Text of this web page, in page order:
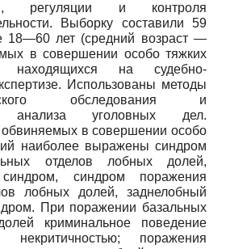
регуляции и контроля
Выборку составили 59
18—60 лет (средний возраст —
в совершении особо тяжких
находящихся на судебно-
Использованы методы
обследования и
анализа уголовных дел.
обвиняемых в совершении особо
наиболее выражены синдром
отделов лобных долей,
синдром поражения
лобных долей, заднелобный
При поражении базальных
криминальное поведение
некритичностью; поражения